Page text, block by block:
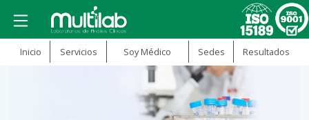
Inicio Servicios Soy Médico Sedes Resultados